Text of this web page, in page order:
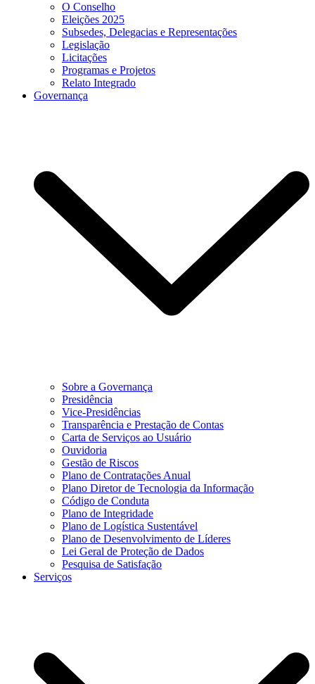
O Conselho
Eleições 2025
Subsedes, Delegacias e Representações
Legislação
Licitações
Programas e Projetos
Relato Integrado
Governança
Sobre a Governança
Presidência
Vice-Presidências
Transparência e Prestação de Contas
Carta de Serviços ao Usuário
Ouvidoria
Gestão de Riscos
Plano de Contratações Anual
Plano Diretor de Tecnologia da Informação
Código de Conduta
Plano de Integridade
Plano de Logística Sustentável
Plano de Desenvolvimento de Líderes
Lei Geral de Proteção de Dados
Pesquisa de Satisfação
Serviços